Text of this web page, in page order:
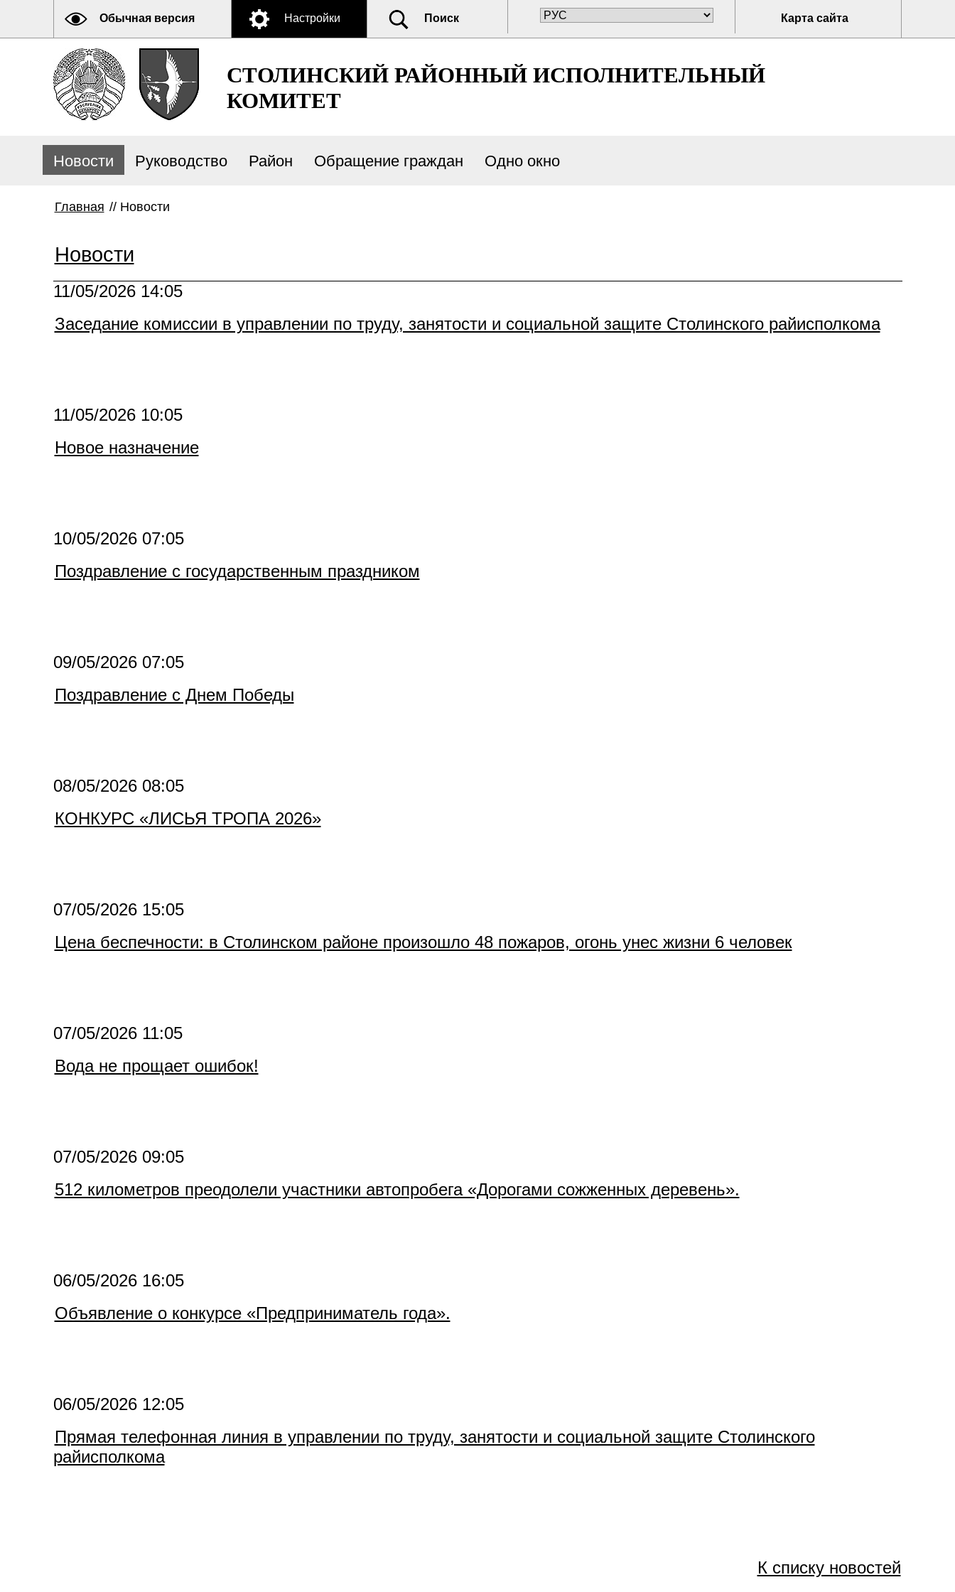
Обычная версия Настройки Поиск Карта сайта
СТОЛИНСКИЙ РАЙОННЫЙ ИСПОЛНИТЕЛЬНЫЙ
КОМИТЕТ
Новости Руководство Район Обращение граждан Одно окно
Главная // Новости
Новости
11/05/2026 14:05
Заседание комиссии в управлении по труду, занятости и социальной защите Столинского райисполкома
11/05/2026 10:05
Новое назначение
10/05/2026 07:05
Поздравление с государственным праздником
09/05/2026 07:05
Поздравление с Днем Победы
08/05/2026 08:05
КОНКУРС «ЛИСЬЯ ТРОПА 2026»
07/05/2026 15:05
Цена беспечности: в Столинском районе произошло 48 пожаров, огонь унес жизни 6 человек
07/05/2026 11:05
Вода не прощает ошибок!
07/05/2026 09:05
512 километров преодолели участники автопробега «Дорогами сожженных деревень».
06/05/2026 16:05
Объявление о конкурсе «Предприниматель года».
06/05/2026 12:05
Прямая телефонная линия в управлении по труду, занятости и социальной защите Столинского
райисполкома
К списку новостей